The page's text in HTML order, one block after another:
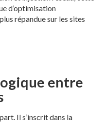
d’optimisation
répandue sur les sites
entre
Il s’inscrit dans la